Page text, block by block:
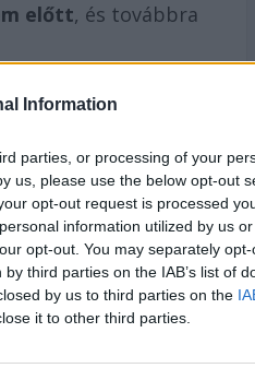
Information
parties, or processing of your
us, please use the below opt-out
opt-out request is processed
information utilized by us
opt-out. You may separately
third parties on the IAB’s list of
by us to third parties on the
it to other third parties.
előtt, és továbbra